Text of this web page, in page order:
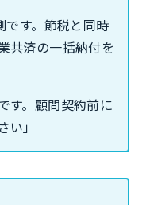
す。節税と同時
共済の一括納付を
す。顧問契約前に
」